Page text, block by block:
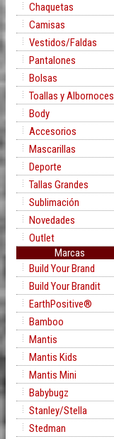
Chaquetas
Camisas
Vestidos/Faldas
Pantalones
Bolsas
Toallas y Albornoces
Body
Accesorios
Mascarillas
Deporte
Tallas Grandes
Sublimación
Novedades
Outlet
Marcas
Build Your Brand
Build Your Brandit
EarthPositive®
Bamboo
Mantis
Mantis Kids
Mantis Mini
Babybugz
Stanley/Stella
Stedman